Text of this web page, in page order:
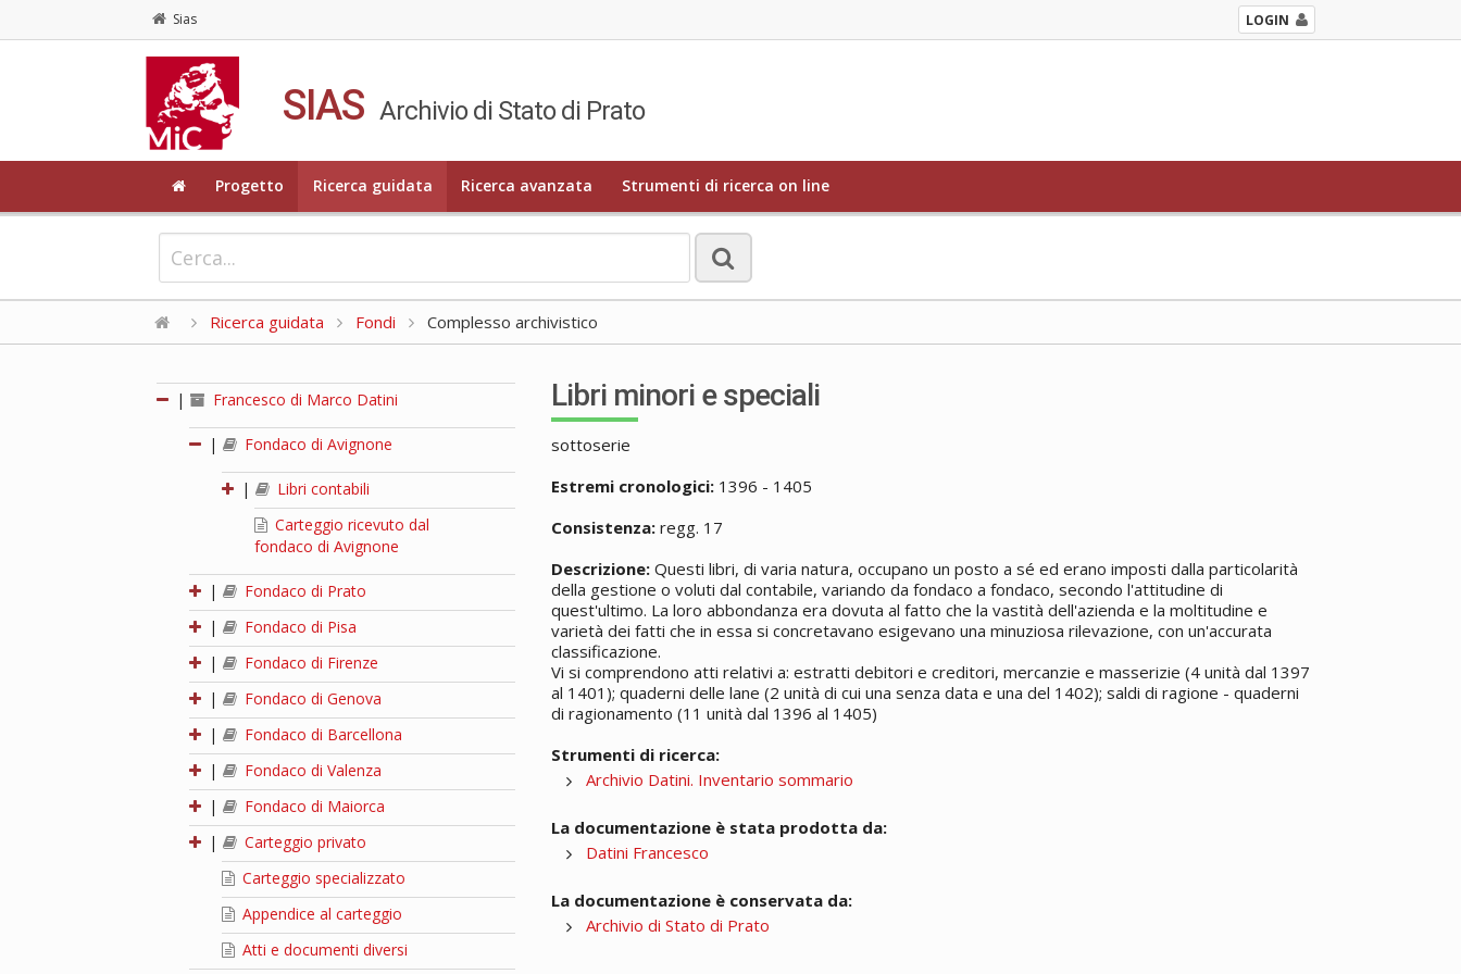
Sias LOGIN
SIAS Archivio di Stato di Prato
Progetto Ricerca guidata Ricerca avanzata Strumenti di ricerca on line
Ricerca guidata Fondi Complesso archivistico
| Francesco di Marco Datini
| Fondaco di Avignone
|
Libri contabili
Carteggio ricevuto dal
fondaco di Avignone
|
Fondaco di Prato
|
Fondaco di Pisa
|
Fondaco di Firenze
|
Fondaco di Genova
|
Fondaco di Barcellona
|
Fondaco di Valenza
|
Fondaco di Maiorca
|
Carteggio privato
Carteggio specializzato
Appendice al carteggio
Atti e documenti diversi
Libri minori e speciali
sottoserie
Estremi cronologici: 1396 - 1405
Consistenza: regg. 17
Descrizione: Questi libri, di varia natura, occupano un posto a sé ed erano imposti dalla particolarità
della gestione o voluti dal contabile, variando da fondaco a fondaco, secondo l'attitudine di
quest'ultimo. La loro abbondanza era dovuta al fatto che la vastità dell'azienda e la moltitudine e
varietà dei fatti che in essa si concretavano esigevano una minuziosa rilevazione, con un'accurata
classificazione.
Vi si comprendono atti relativi a: estratti debitori e creditori, mercanzie e masserizie (4 unità dal 1397
al 1401); quaderni delle lane (2 unità di cui una senza data e una del 1402); saldi di ragione - quaderni
di ragionamento (11 unità dal 1396 al 1405)
Strumenti di ricerca:
Archivio Datini. Inventario sommario
La documentazione è stata prodotta da:
Datini Francesco
La documentazione è conservata da:
Archivio di Stato di Prato